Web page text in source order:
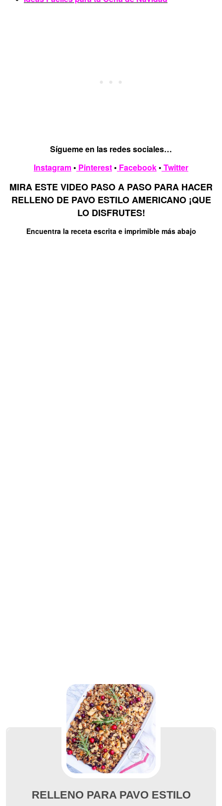
Sígueme en las redes sociales…
Instagram• Pinterest• Facebook• Twitter
MIRA ESTE VIDEO PASO A PASO PARA HACER
RELLENO DE PAVO ESTILO AMERICANO ¡QUE
LO DISFRUTES!
Encuentra la receta escrita e imprimible más abajo
RELLENO PARA PAVO ESTILO